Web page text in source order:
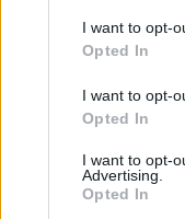
I want to opt-
Opted In
I want to opt-
Opted In
I want to opt-
Advertising.
Opted In
Poczta bez kary
UODO: Sąd
Anna Wittenberg
06.03.2026
Najpopularniejsze